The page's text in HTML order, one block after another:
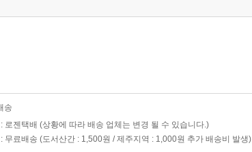
송
로젠택배 (상황에 따라 배송 업체는 변경 될 수 있습니다.)
무료배송 (도서산간 : 1,500원 제주지역 : 1,000원 추가 배송비 발생)